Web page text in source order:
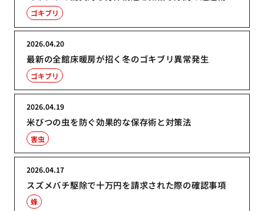
ゴキブリ
最新の全館床暖房が招く冬のゴキブリ異常発生
2026.04.20
ゴキブリ
米びつの虫を防ぐ効果的な保存術と対策法
2026.04.19
害虫
スズメバチ駆除で十万円を請求された際の確認事項
2026.04.17
蜂